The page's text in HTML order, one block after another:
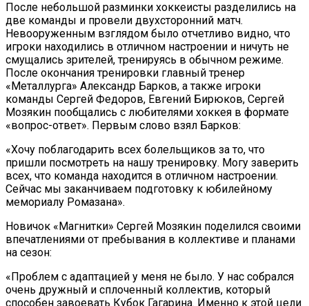
После небольшой разминки хоккеисты разделились на
две команды и провели двухсторонний матч.
Невооруженным взглядом было отчетливо видно, что
игроки находились в отличном настроении и ничуть не
смущались зрителей, тренируясь в обычном режиме.
После окончания тренировки главный тренер
«Металлурга» Александр Барков, а также игроки
команды Сергей Федоров, Евгений Бирюков, Сергей
Мозякин пообщались с любителями хоккея в формате
«вопрос-ответ». Первым слово взял Барков:
«Хочу поблагодарить всех болельщиков за то, что
пришли посмотреть на нашу тренировку. Могу заверить
всех, что команда находится в отличном настроении.
Сейчас мы заканчиваем подготовку к юбилейному
мемориалу Ромазана».
Новичок «Магнитки» Сергей Мозякин поделился своими
впечатлениями от пребывания в коллективе и планами
на сезон:
«Проблем с адаптацией у меня не было. У нас собрался
очень дружный и сплоченный коллектив, который
способен завоевать Кубок Гагарина. Именно к этой цели